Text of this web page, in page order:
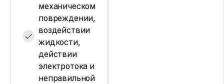
механическом
повреждении,
воздействии
жидкости,
действии
электротока и
неправильной